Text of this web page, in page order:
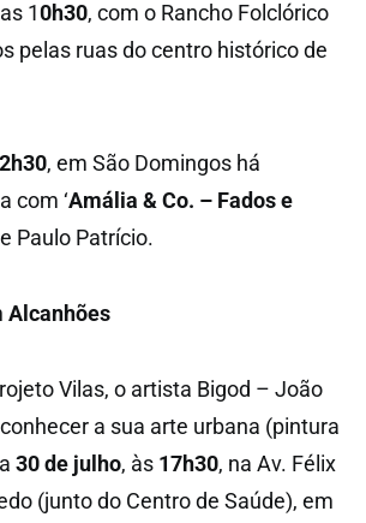
10h30, com o Rancho Folclórico
pelas ruas do centro histórico de
, em São Domingos há
com ‘Amália & Co. – Fados e
Paulo Patrício.
Alcanhões
Vilas, o artista Bigod – João
a sua arte urbana (pintura
30 de julho, às 17h30, na Av. Félix
(junto do Centro de Saúde), em